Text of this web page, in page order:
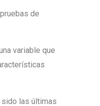
de
variable que
sido las últimas